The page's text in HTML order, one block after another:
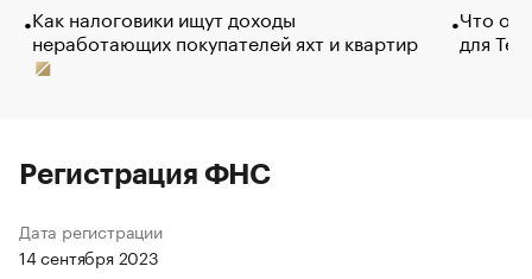
Как налоговики ищут доходы
неработающих покупателей яхт и квартир
Что
для
Регистрация ФНС
Дата регистрации
14 сентября 2023